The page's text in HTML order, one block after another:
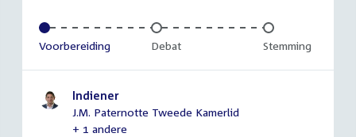
Voltooid:
Voorbereiding Onvoltooid:
Debat Onvoltooid:
Stemming
Indiener
J.M. Paternotte Tweede Kamerlid
+ 1 andere